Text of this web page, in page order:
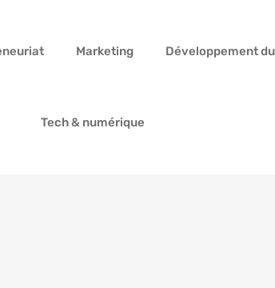
Marketing Développement
Tech & numérique